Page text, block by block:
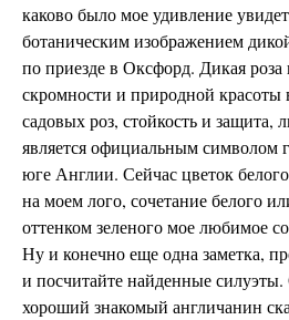
каково было мое удивление
ботаническим изображением
по приезде в Оксфорд. Дикая
скромности и природной
садовых роз, стойкость и защита,
является официальным символом
юге Англии. Сейчас цветок
на моем лого, сочетание белого
оттенком зеленого мое любимое
Ну и конечно еще одна заметка,
и посчитайте найденные
хороший знакомый англичанин